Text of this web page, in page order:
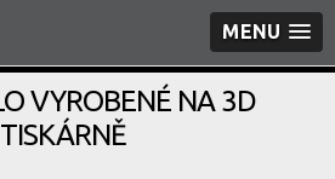
MENU
VYROBENÉ NA 3D
TISKÁRNĚ